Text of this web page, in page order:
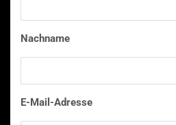
Nachname
E-Mail-Adresse